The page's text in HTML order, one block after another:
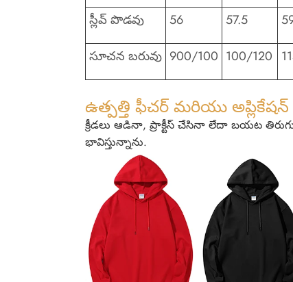
స్లీవ్ పొడవు 56 57.5
సూచన బరువు 900/100 100/120
ఉత్పత్తి ఫీచర్ మరియు అప్లికేషన్
క్రీడలు ఆడినా, ప్రాక్టీస్ చేసినా లేదా బయట
భావిస్తున్నాను.